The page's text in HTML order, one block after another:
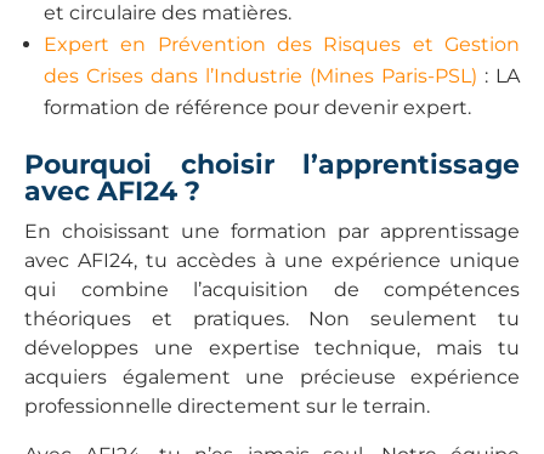
et circulaire des matières.
Expert en Prévention des Risques et Gestion
des Crises dans l’Industrie (Mines Paris-PSL) : LA
formation de référence pour devenir expert.
Pourquoi choisir l’apprentissage
avec AFI24 ?
En choisissant une formation par apprentissage
avec AFI24, tu accèdes à une expérience unique
qui combine l’acquisition de compétences
théoriques et pratiques. Non seulement tu
développes une expertise technique, mais tu
acquiers également une précieuse expérience
professionnelle directement sur le terrain.